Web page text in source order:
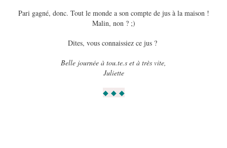
Pari gagné, donc. Tout le monde a son compte de jus à la maison !
Malin, non ? ;)
Dites, vous connaissiez ce jus ?
Belle journée à tou.te.s et à très vite,
Juliette
◆ ◆ ◆